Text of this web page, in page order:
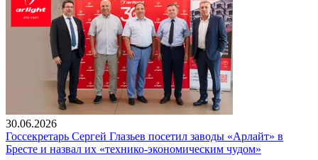
30.06.2026
Госсекретарь Сергей Глазьев посетил заводы «Арлайт» в
Бресте и назвал их «технико-экономическим чудом»